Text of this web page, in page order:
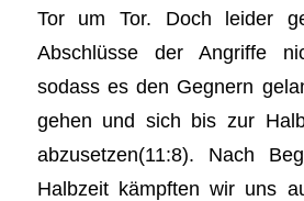
Tor um Tor. Doch leider
Abschlüsse der Angriffe
sodass es den Gegnern
gehen und sich bis zur
abzusetzen(11:8). Nach
Halbzeit kämpften wir uns